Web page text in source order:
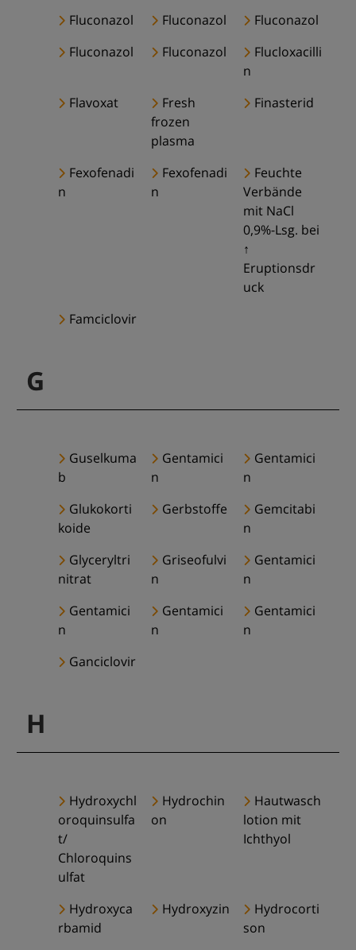
Fluconazol
Fluconazol
Fluconazol
Fluconazol
Fluconazol
Flucloxacilli
n
Flavoxat
Fresh
frozen
plasma
Finasterid
Fexofenadi
n
Fexofenadi
n
Feuchte
Verbände
mit NaCl
0,9%-Lsg. bei
↑
Eruptionsdr
uck
Famciclovir
G
Guselkuma
b
Gentamici
n
Gentamici
n
Glukokorti
koide
Gerbstoffe
Gemcitabi
n
Glyceryltri
nitrat
Griseofulvi
n
Gentamici
n
Gentamici
n
Gentamici
n
Gentamici
n
Ganciclovir
H
Hydroxychl
oroquinsulfa
t/
Chloroquins
ulfat
Hydrochin
on
Hautwasch
lotion mit
Ichthyol
Hydroxyca
rbamid
Hydroxyzin
Hydrocorti
son